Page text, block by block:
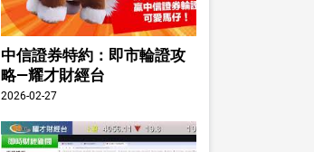
中信證券特約：即市輪證攻
略—耀才財經台
2026-02-27